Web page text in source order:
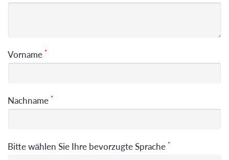
Vorname *
Nachname *
Bitte wählen Sie Ihre bevorzugte Sprache *